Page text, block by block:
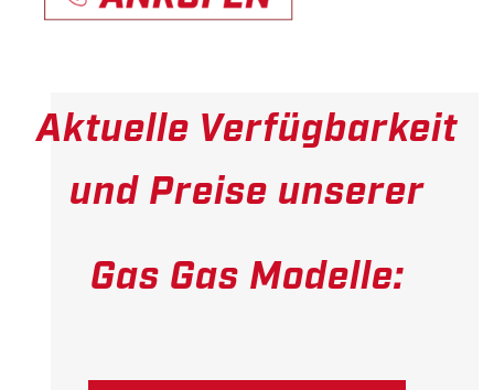
Aktuelle Verfügbarkeit
und Preise unserer
Gas Gas Modelle: